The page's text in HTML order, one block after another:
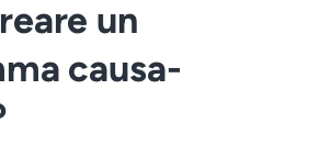
un
causa-